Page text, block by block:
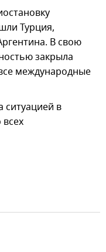
Турция,
В свою
закрыла
международные
ситуацией в